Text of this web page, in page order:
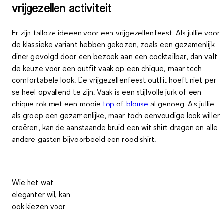
vrijgezellen activiteit
Er zijn talloze ideeën voor een vrijgezellenfeest. Als jullie voor
de klassieke variant hebben gekozen, zoals een gezamenlijk
diner gevolgd door een bezoek aan een cocktailbar, dan valt
de keuze voor een outfit vaak op een chique, maar toch
comfortabele look. De vrijgezellenfeest outfit hoeft niet per
se heel opvallend te zijn. Vaak is een stijlvolle jurk of een
chique rok met een mooie top of blouse al genoeg. Als jullie
als groep een gezamenlijke, maar toch eenvoudige look
creëren, kan de aanstaande bruid een wit shirt dragen en alle
andere gasten bijvoorbeeld een rood shirt.
Wie het wat
eleganter wil, kan
ook kiezen voor